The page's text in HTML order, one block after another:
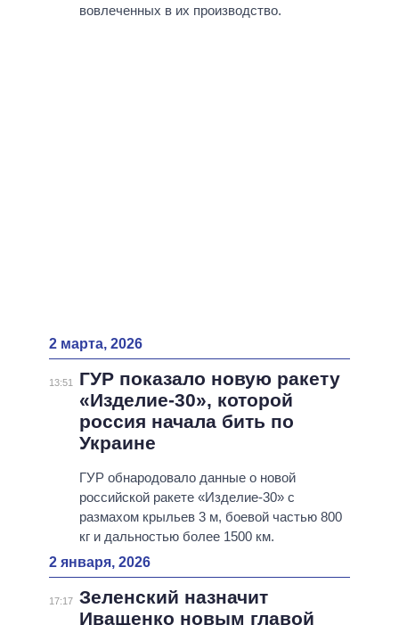
вовлеченных в их производство.
2 марта, 2026
13:51
ГУР показало новую ракету
«Изделие-30», которой
россия начала бить по
Украине
ГУР обнародовало данные о новой
российской ракете «Изделие-30» с
размахом крыльев 3 м, боевой частью 800
кг и дальностью более 1500 км.
2 января, 2026
17:17 Зеленский назначит
Иващенко новым главой